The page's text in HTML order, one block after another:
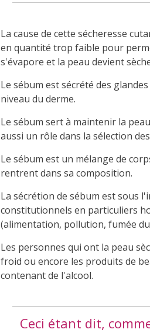
La cause de cette sécheresse
en quantité trop faible pour
s'évapore et la peau devient
Le sébum est sécrété des
niveau du derme.
Le sébum sert à maintenir la
aussi un rôle dans la sélection
Le sébum est un mélange de
rentrent dans sa composition.
La sécrétion de sébum est sous
constitutionnels en particuliers
(alimentation, pollution, fumée du
Les personnes qui ont la peau
froid ou encore les produits de
contenant de l'alcool.
Ceci étant dit,